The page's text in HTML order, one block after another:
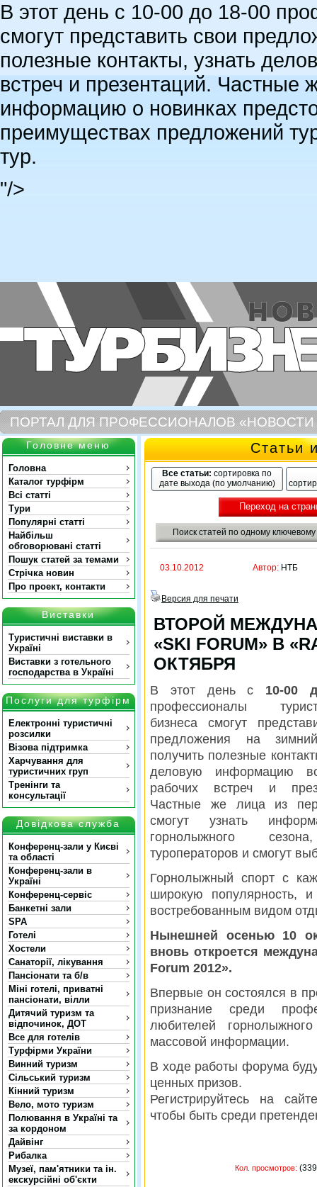
В этот день с 10-00 до 18-00
смогут представить свои
полезные контакты, узнать
встреч и презентаций. Частные
информацию о новинках
преимуществах предложений
тур.
"/>
ПОРТАЛ ДЛЯ ПРОФЕССИОНАЛОВ «НОВОСТИ
Головне меню
Головна
Каталог турфірм
Всі статті
Тури
Популярні статті
Найбільш
обговорювані статті
Пошук статей за темами
Стрічка новин
Про проект, контакти
Виставки
Туристичні виставки в
Україні
Виставки з готельного
господарства в Україні
Послуги для турфірм
Електронні туристичні
розсилки
Візова підтримка
Харчування для
туристичних груп
Тренінги та
консультації
Довідкова служба
Конференц-зали у Києві
та області
Конференц-зали в
Україні
Конференц-сервіс
Банкетні зали
SPA
Готелі
Хостели
Санаторії, лікування
Пансіонати та б/в
Міні готелі, приватні
пансіонати, вілли
Дитячий туризм та
відпочинок, ДОТ
Все для готелів
Турфірми України
Винний туризм
Сільський туризм
Кінний туризм
Вело, мото туризм
Полювання в Україні та
за кордоном
Дайвінг
Рибалка
Музеї, пам'ятники та ін.
екскурсійні об'єкти
Статьи
Все статьи: сортировка по
дате выхода (по умолчанию)
Переход на
Поиск статей по одному ключевому
03.10.2012 Автор: НТБ
Версия для печати
ВТОРОЙ
«SKI FORUM» В
ОКТЯБРЯ
В этот день с 10-00
профессионалы
бизнеса смогут
предложения на
получить полезные
деловую информацию
рабочих встреч и
Частные же лица из
смогут узнать
горнолыжного
туроператоров и смогут
Горнолыжный спорт с
широкую популярность,
востребованным видом
Нынешней осенью 10
вновь откроется
Forum 2012».
Впервые он состоялся в
признание среди
любителей
массовой информации.
В ходе работы форума
ценных призов.
Регистрируйтесь на
чтобы быть среди
Кол. просмотров: